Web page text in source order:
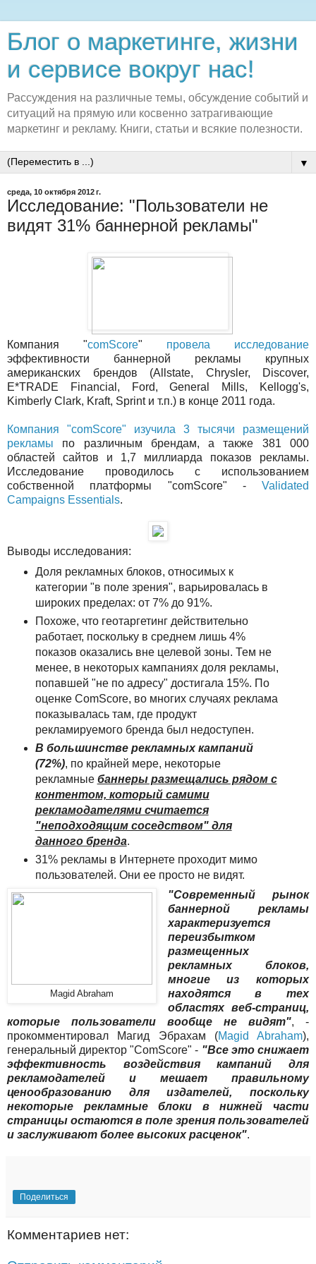
Блог о маркетинге, жизни
и сервисе вокруг нас!
Рассуждения на различные темы, обсуждение событий и
ситуаций на прямую или косвенно затрагивающие
маркетинг и рекламу. Книги, статьи и всякие полезности.
▼
среда, 10 октября 2012 г.
Исследование: "Пользователи не
видят 31% баннерной рекламы"
Компания "comScore" провела исследование
эффективности баннерной рекламы крупных
американских брендов (Allstate, Chrysler, Discover,
E*TRADE Financial, Ford, General Mills, Kellogg's,
Kimberly Clark, Kraft, Sprint и т.п.) в конце 2011 года.
Компания "comScore" изучила 3 тысячи размещений
рекламы по различным брендам, а также 381 000
областей сайтов и 1,7 миллиарда показов рекламы.
Исследование проводилось с использованием
собственной платформы "comScore" - Validated
Campaigns Essentials.
Выводы исследования:
Доля рекламных блоков, относимых к
категории "в поле зрения", варьировалась в
широких пределах: от 7% до 91%.
Похоже, что геотаргетинг действительно
работает, поскольку в среднем лишь 4%
показов оказались вне целевой зоны. Тем не
менее, в некоторых кампаниях доля рекламы,
попавшей "не по адресу" достигала 15%. По
оценке ComScore, во многих случаях реклама
показывалась там, где продукт
рекламируемого бренда был недоступен.
В большинстве рекламных кампаний
(72%), по крайней мере, некоторые
рекламные баннеры размещались рядом с
контентом, который самими
рекламодателями считается
"неподходящим соседством" для
данного бренда.
31% рекламы в Интернете проходит мимо
пользователей. Они ее просто не видят.
Magid Abraham
"Современный рынок
баннерной рекламы
характеризуется
переизбытком
размещенных
рекламных блоков,
многие из которых
находятся в тех
областях веб-страниц,
которые пользователи вообще не видят", -
прокомментировал Магид Эбрахам (Magid Abraham),
генеральный директор "ComScore" - "Все это снижает
эффективность воздействия кампаний для
рекламодателей и мешает правильному
ценообразованию для издателей, поскольку
некоторые рекламные блоки в нижней части
страницы остаются в поле зрения пользователей
и заслуживают более высоких расценок".
Поделиться
Комментариев нет: